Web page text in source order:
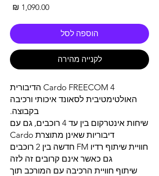
הוספה לסל
לקנייה מהירה
Cardo FREECOM 4 הדיבורית
האולטימטיבית לסאונד איכותי ורכיבה
בקבוצה.
שיחות אינטרקום בין עד 4 רוכבים, גם עם
דיבוריות שאינן מתוצרת Cardo
חוויית שיתוף רדיו FM חדשה בין 2 רוכבים
גם כאשר אינם קרובים זה לזה
שיתוף חוויית הרכיבה עם המורכב תוך